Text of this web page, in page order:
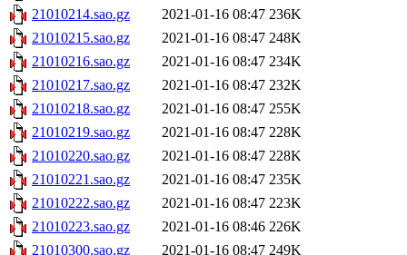
21010214.sao.gz
2021-01-16 08:47 236K
21010215.sao.gz
2021-01-16 08:47 248K
21010216.sao.gz
2021-01-16 08:47 234K
21010217.sao.gz
2021-01-16 08:47 232K
21010218.sao.gz
2021-01-16 08:47 255K
21010219.sao.gz
2021-01-16 08:47 228K
21010220.sao.gz
2021-01-16 08:47 228K
21010221.sao.gz
2021-01-16 08:47 235K
21010222.sao.gz
2021-01-16 08:47 223K
21010223.sao.gz
2021-01-16 08:46 226K
21010300.sao.gz
2021-01-16 08:47 249K